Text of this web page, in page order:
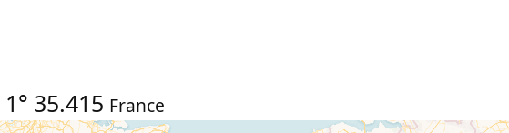
1° 35.415 France